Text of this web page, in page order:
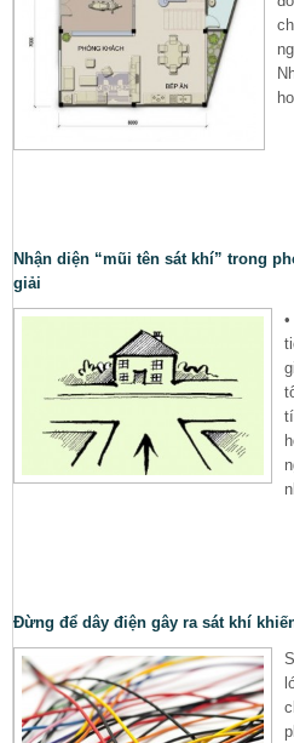
Nhận diện “mũi tên sát khí” trong
giải
Đừng để dây điện gây ra sát khí